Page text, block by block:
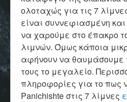
ολοταχώς για τις 7
είναι συννεφιασμένη
να χαρούμε στο έπακρο
λιμνών. Όμως κάποια
αφήνουν να θαυμάσουμε
τους το μεγαλείο.
πληροφορίες για το πως
Panichishte στις 7 λίμνες